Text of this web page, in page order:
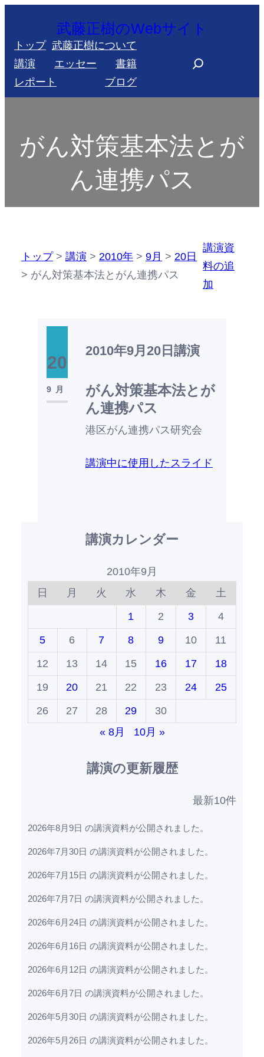
を
ス
キ
武藤正樹のWebサイト
トップ 武藤正樹について
講演
エッセー
書籍
レポート
ブログ
h
がん対策基本法とが
ん連携パス
トップ> 講演 > 2010年 > 9月 > 20日
> がん対策基本法とがん連携パス
講演資
料の追
加
20
9月
2010年9月20日 講演
がん対策基本法とが
ん連携パス
港区がん連携パス研究会
講演中に使用したスライド
講演カレンダー
2010年9月
日
月 火 水 木 金
土
1
2 3
4
5
6 7 8 9 10
11
12
13 14 15 16 17
18
19
20 21 22 23 24
25
26
27 28 29
30
« 8月
10月 »
講演の更新履歴
最新10件
2026年8月9日 の講演資料が公開されました。
2026年7月30日 の講演資料が公開されました。
2026年7月15日 の講演資料が公開されました。
2026年7月7日 の講演資料が公開されました。
2026年6月24日 の講演資料が公開されました。
2026年6月16日 の講演資料が公開されました。
2026年6月12日 の講演資料が公開されました。
2026年6月7日 の講演資料が公開されました。
2026年5月30日 の講演資料が公開されました。
2026年5月26日 の講演資料が公開されました。